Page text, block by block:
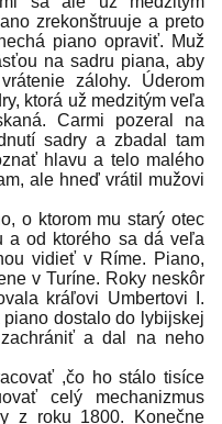
zrekonštruuje a preto
piano opraviť. Muž
na sadru piana, aby
zálohy. Úderom
ktorá už medzitým veľa
Carmi pozeral na
sadry a zbadal tam
hlavu a telo malého
ale hneď vrátil mužovi
o ktorom mu starý otec
a od ktorého sa dá veľa
vidieť v Ríme. Piano,
v Turíne. Roky neskôr
kráľovi Umbertovi I.
dostalo do lybijskej
a dal na neho
,čo ho stálo tisíce
celý mechanizmus
z roku 1800. Konečne